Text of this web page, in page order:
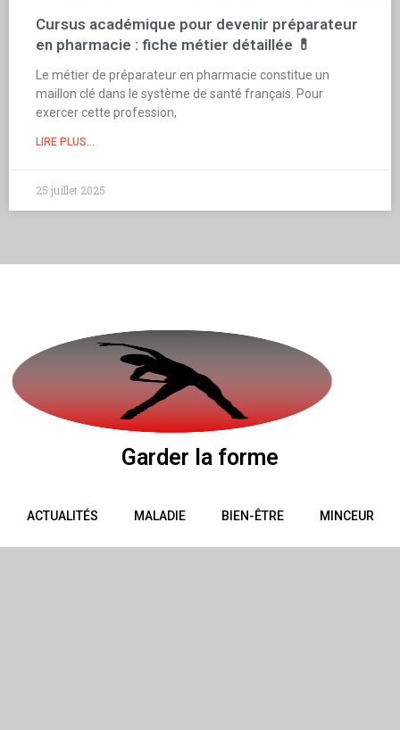
Cursus académique pour devenir préparateur
en pharmacie : fiche métier détaillée 💊
Le métier de préparateur en pharmacie constitue un
maillon clé dans le système de santé français. Pour
exercer cette profession,
LIRE PLUS...
25 juillet 2025
Garder la forme
ACTUALITÉS MALADIE BIEN-ÊTRE MINCEUR